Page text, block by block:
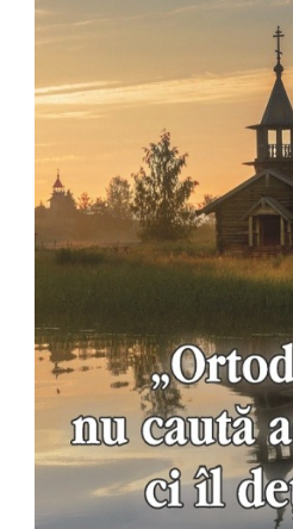
Carte scolara
Atlase, dictionare si enciclopedii
Carte prescolara
Carte scolara
Dictionare de limba romana
Ghiduri de conversatie
Invatamant primar
Invatarea limbilor straine
Liceu
Povesti si povestiri
Carti in limba engleza
Carti pentru copii
Activitati si jocuri pentru copii